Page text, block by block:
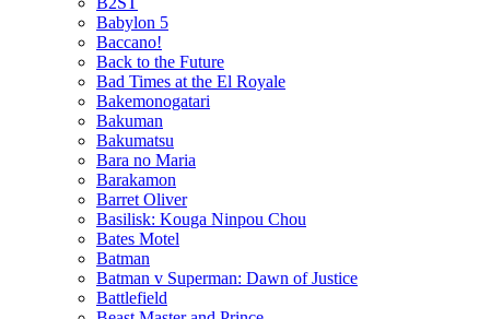
Babylon 5
Baccano!
Back to the Future
Bad Times at the El Royale
Bakemonogatari
Bakuman
Bakumatsu
Bara no Maria
Barakamon
Barret Oliver
Basilisk: Kouga Ninpou Chou
Bates Motel
Batman
Batman v Superman: Dawn of Justice
Battlefield